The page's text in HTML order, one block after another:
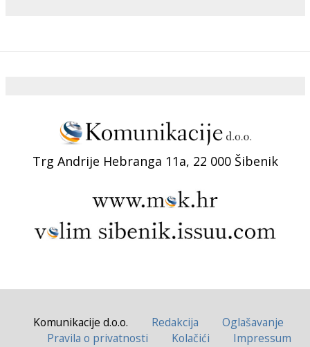
Trg Andrije Hebranga 11a, 22 000 Šibenik
Komunikacije d.o.o. Redakcija
Oglašavanje
Pravila o privatnosti
Kolačići
Impressum